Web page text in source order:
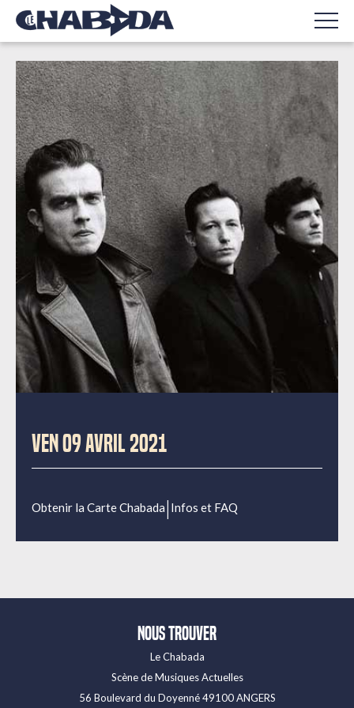
VEN 09 AVRIL 2021
Obtenir la Carte Chabada| Infos et FAQ
Nous trouver
Le Chabada
Scène de Musiques Actuelles
56 Boulevard du Doyenné 49100 ANGERS